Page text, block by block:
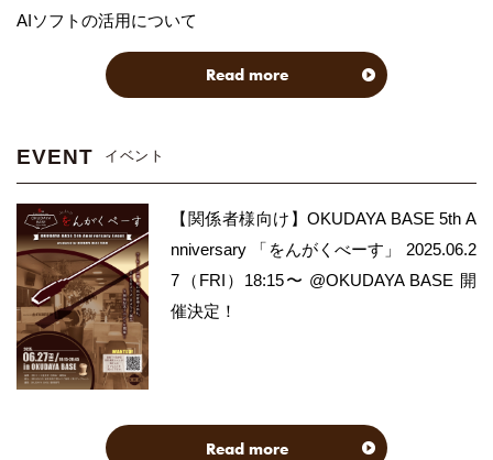
AIソフトの活用について
Read more
EVENT イベント
【関係者様向け】OKUDAYA BASE 5th A
nniversary 「をんがくべーす」 2025.06.2
7（FRI）18:15〜 @OKUDAYA BASE 開
催決定！
Read more